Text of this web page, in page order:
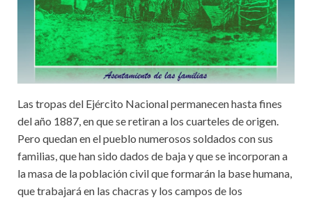
Las tropas del Ejército Nacional permanecen hasta fines
del año 1887, en que se retiran a los cuarteles de origen.
Pero quedan en el pueblo numerosos soldados con sus
familias, que han sido dados de baja y que se incorporan a
la masa de la población civil que formarán la base humana,
que trabajará en las chacras y los campos de los